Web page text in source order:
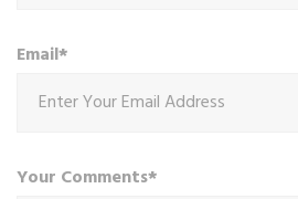
Email*
Your Comments*